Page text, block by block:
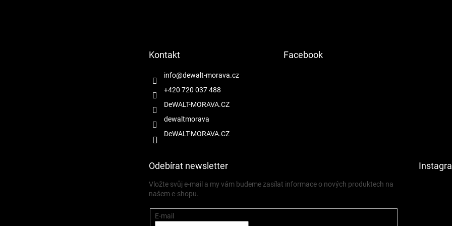
Kontakt
info@dewalt-morava.cz
+420 720 037 488
DeWALT-MORAVA.CZ
dewaltmorava
DeWALT-MORAVA.CZ
Facebook
Odebírat newsletter
Vložte svůj e-mail a my vám budeme zasílat informace o nových produktech na
našem e-shopu.
E-mail